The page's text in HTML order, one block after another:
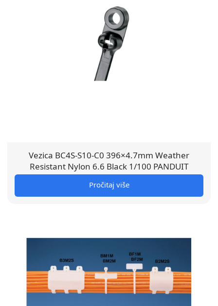
Vezica BC4S-S10-C0 396×4.7mm Weather
Resistant Nylon 6.6 Black 1/100 PANDUIT
Pročitaj više